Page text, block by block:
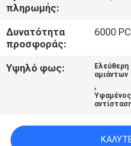
ΑΠΌΣΠΑΣΜΑ
SITEMAP
πληρωμής:
Δυνατότητα
προσφοράς:
6000
Υψηλό φως:
αμιάντων
,